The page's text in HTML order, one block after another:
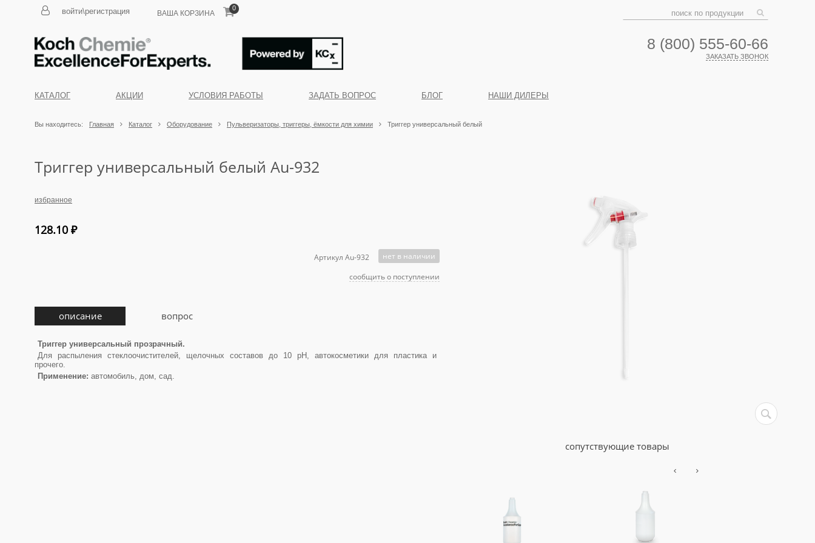
войти\регистрация ВАША КОРЗИНА
0
8 (800) 555-60-66
ЗАКАЗАТЬ ЗВОНОК
КАТАЛОГ АКЦИИ УСЛОВИЯ РАБОТЫ ЗАДАТЬ ВОПРОС БЛОГ НАШИ ДИЛЕРЫ
Вы находитесь: Главная Каталог Оборудование Пульверизаторы, триггеры, ёмкости для химии Триггер универсальный белый
сопутствующие товары
Триггер универсальный белый Au-932
избранное
128.10₽
Артикул Au-932
нет в наличии
сообщить о поступлении
описание вопрос
Триггер универсальный прозрачный.
Для распыления стеклоочистителей, щелочных составов до 10 pH, автокосметики для пластика и
прочего.
Применение: автомобиль, дом, сад.